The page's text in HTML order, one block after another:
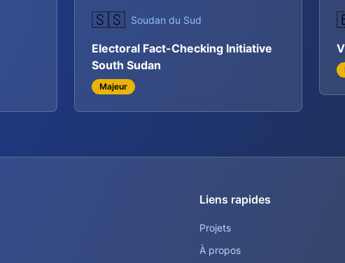
🇸🇸 Soudan du Sud
Electoral Fact-Checking Initiative
South Sudan
Majeur
Liens rapides
Projets
À propos